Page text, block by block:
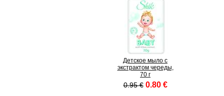
Детское мыло с
экстрактом череды,
70 г
0.95 € 0.80 €